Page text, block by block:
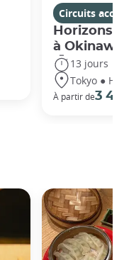
Circuits
Horizons
à Okinawa
13 jours
Tokyo ●
À partir de3